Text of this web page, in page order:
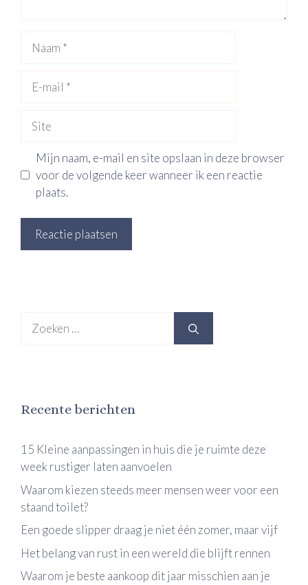
mail
Mijn naam, e-mail en site opslaan in deze browser
voor de volgende keer wanneer ik een reactie
plaats.
Zoek
naar:
Recente berichten
15 Kleine aanpassingen in huis die je ruimte deze
week rustiger laten aanvoelen
Waarom kiezen steeds meer mensen weer voor een
staand toilet?
Een goede slipper draag je niet één zomer, maar vijf
Het belang van rust in een wereld die blijft rennen
Waarom je beste aankoop dit jaar misschien aan je